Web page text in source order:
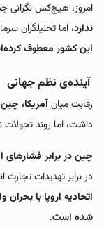
امروز، هیچ‌کس نگرانی
ندارد، اما تحلیلگران
این کشور معطوف
آینده‌ی نظم جهانی
رقابت میانآمریکا،
داشت، اما روند
چین در برابر فشارهای
در برابر تهدیدات
اتحادیه اروپا با
شده است.